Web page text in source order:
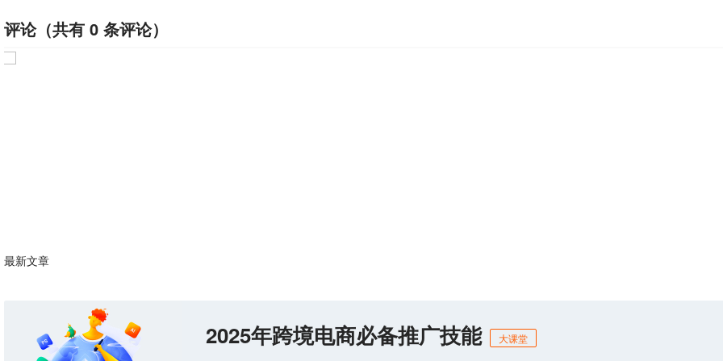
评论（共有 0 条评论）
最新文章
2025年跨境电商必备推广技能 大课堂